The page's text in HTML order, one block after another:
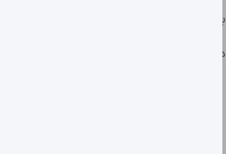
نرم‌افزاری سنتی، نور
عین حال رنگ‌های طبیعی‌تری